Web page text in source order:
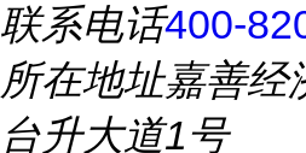
联系电话400-
所在地址嘉善经
台升大道1号